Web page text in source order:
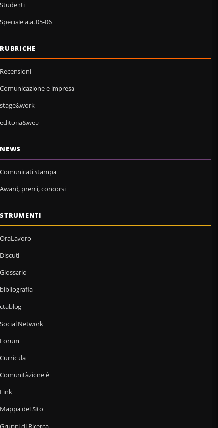
Studenti
Speciale a.a. 05-06
RUBRICHE
Recensioni
Comunicazione e impresa
stage&work
editoria&web
NEWS
Comunicati stampa
Award, premi, concorsi
STRUMENTI
OraLavoro
Discuti
Glossario
bibliografia
ctablog
Social Network
Forum
Curricula
Comunitàzione è
Link
Mappa del Sito